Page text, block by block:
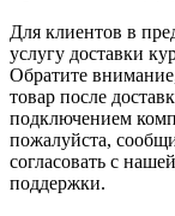
Для клиентов в
услугу доставки
Обратите
товар после
подключением
пожалуйста,
согласовать с
поддержки.